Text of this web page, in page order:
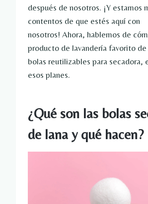
después de nosotros. ¡Y estamos
contentos de que estés aquí con
nosotros! Ahora, hablemos de
producto de lavandería favorito
bolas reutilizables para secadora,
esos planes.
¿Qué son las bolas
de lana y qué hacen?